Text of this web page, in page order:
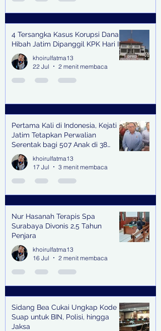
4 Tersangka Kasus Korupsi Dana
Hibah Jatim Dipanggil KPK Hari Ini
khoirulfatma13
22 Jul
2 menit membaca
Pertama Kali di Indonesia, Kejati
Jatim Tetapkan Perwalian
Serentak bagi 507 Anak di 38
Kabupaten & Kota
khoirulfatma13
17 Jul
3 menit membaca
Nur Hasanah Terapis Spa
Surabaya Divonis 2,5 Tahun
Penjara
khoirulfatma13
16 Jul
2 menit membaca
Sidang Bea Cukai Ungkap Kode
Suap untuk BIN, Polisi, hingga
Jaksa